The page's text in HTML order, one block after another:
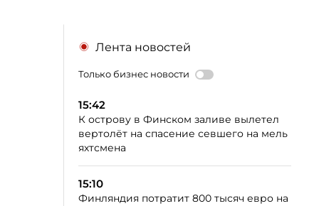
Лента новостей
Только бизнес новости
15:42
К острову в Финском заливе вылетел
вертолёт на спасение севшего на мель
яхтсмена
15:10
Финляндия потратит 800 тысяч евро на